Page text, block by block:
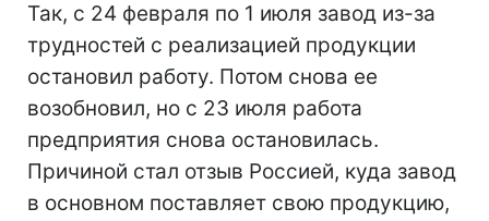
Так, с 24 февраля по 1 июля завод из-за
трудностей с реализацией продукции
остановил работу. Потом снова ее
возобновил, но с 23 июля работа
предприятия снова остановилась.
Причиной стал отзыв Россией, куда завод
в основном поставляет свою продукцию,